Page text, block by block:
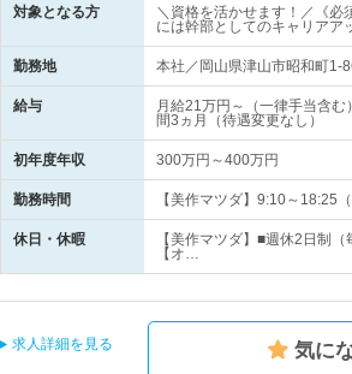
対象となる方
＼資格を活かせます！／《
には幹部としてのキャリアア
勤務地 本社／岡山県津山市昭和町1-
給与
月給21万円～（一律手当含
間3ヵ月（待遇変更なし）
初年度年収 300万円～400万円
勤務時間 【美作マツダ】9:10～18:25
休日・休暇
【美作マツダ】■週休2日制
【オ…
求人詳細を見る 気に